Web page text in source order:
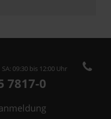
09:30 bis 12:00 Uhr
7817-0